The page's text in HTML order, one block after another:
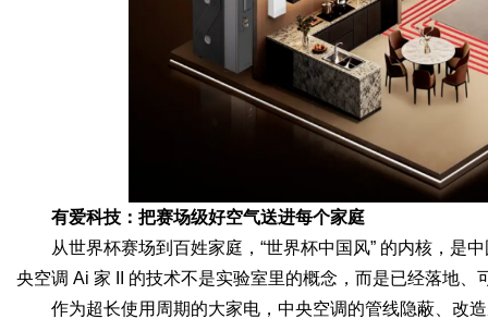
有爱科技：把赛场级好空气送进每个家庭
从世界杯赛场到百姓家庭，“世界杯中国风” 的内核，是
央空调 Ai 家 II 的技术不是实验室里的概念，而是已经落地、
作为超长使用周期的大家电，中央空调的管线隐蔽、改